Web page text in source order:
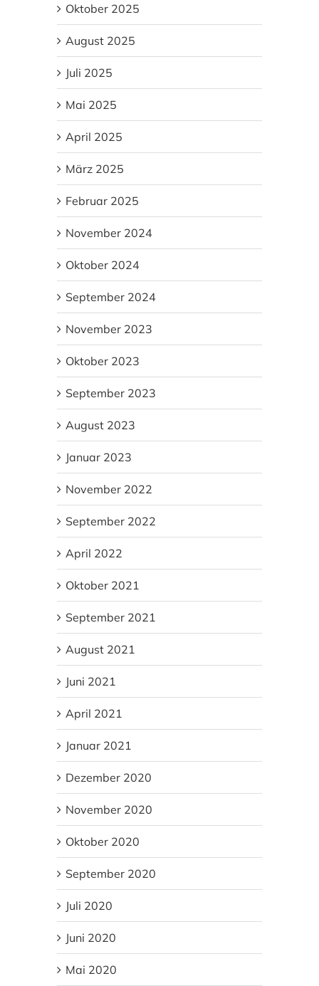
Oktober 2025
August 2025
Juli 2025
Mai 2025
April 2025
März 2025
Februar 2025
November 2024
Oktober 2024
September 2024
November 2023
Oktober 2023
September 2023
August 2023
Januar 2023
November 2022
September 2022
April 2022
Oktober 2021
September 2021
August 2021
Juni 2021
April 2021
Januar 2021
Dezember 2020
November 2020
Oktober 2020
September 2020
Juli 2020
Juni 2020
Mai 2020